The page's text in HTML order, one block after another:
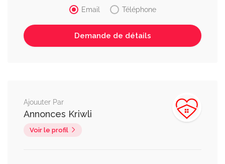
Email
Téléphone
Ajouuter Par
Annonces Kriwli
Voir le profil